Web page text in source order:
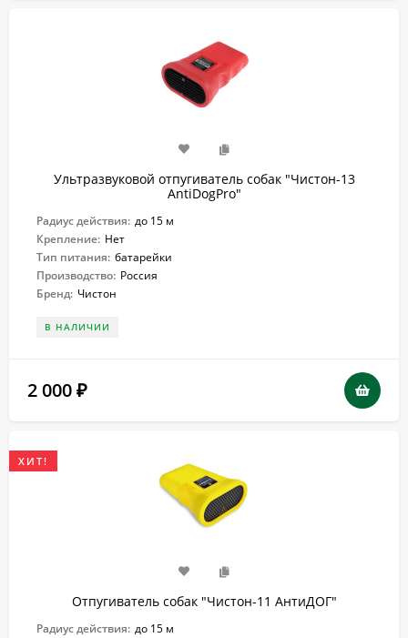
Ультразвуковой отпугиватель собак "Чистон-13
AntiDogPro"
Радиус действия: до 15 м
Крепление: Нет
Тип питания: батарейки
Производство: Россия
Бренд: Чистон
В НАЛИЧИИ
2 000 ₽
ХИТ!
Отпугиватель собак "Чистон-11 АнтиДОГ"
Радиус действия: до 15 м